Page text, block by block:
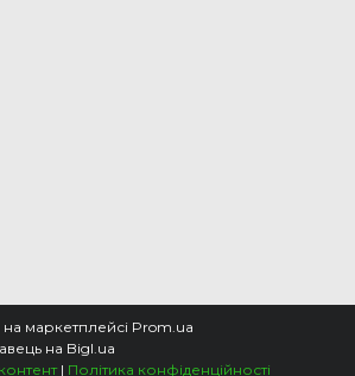
маркетплейсі Prom.ua
на Bigl.ua
| Політика конфіденційності